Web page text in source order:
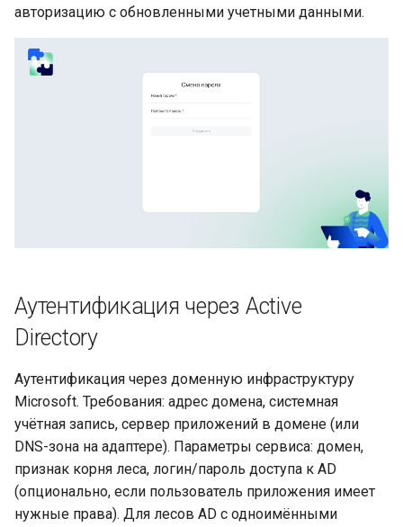
авторизацию с обновленными учетными данными.
Аутентификация через Active
Directory
Аутентификация через доменную инфраструктуру
Microsoft. Требования: адрес домена, системная
учётная запись, сервер приложений в домене (или
DNS-зона на адаптере). Параметры сервиса: домен,
признак корня леса, логин/пароль доступа к AD
(опционально, если пользователь приложения имеет
нужные права). Для лесов AD с одноимёнными